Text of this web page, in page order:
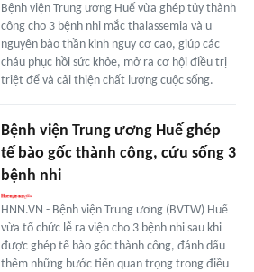
Bệnh viện Trung ương Huế vừa ghép tủy thành
công cho 3 bệnh nhi mắc thalassemia và u
nguyên bào thần kinh nguy cơ cao, giúp các
cháu phục hồi sức khỏe, mở ra cơ hội điều trị
triệt để và cải thiện chất lượng cuộc sống.
Bệnh viện Trung ương Huế ghép
tế bào gốc thành công, cứu sống 3
bệnh nhi
HNN.VN - Bệnh viện Trung ương (BVTW) Huế
vừa tổ chức lễ ra viện cho 3 bệnh nhi sau khi
được ghép tế bào gốc thành công, đánh dấu
thêm những bước tiến quan trọng trong điều